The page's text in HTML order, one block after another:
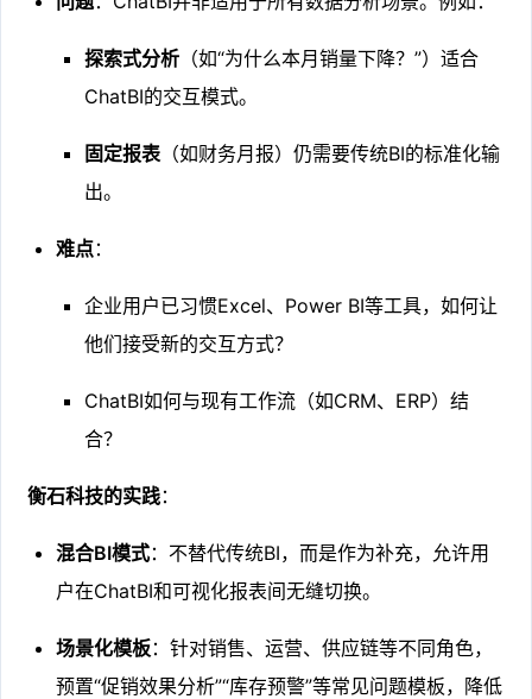
探索式分析 （如“为什么本月销量下降？”）适合
ChatBI的交互模式。
固定报表 （如财务月报）仍需要传统BI的标准化输
出。
难点：
企业用户已习惯Excel、Power BI等工具，如何让
他们接受新的交互方式？
ChatBI如何与现有工作流（如CRM、ERP）结
合？
衡石科技的实践：
混合BI模式：不替代传统BI，而是作为补充，允许用
户在ChatBI和可视化报表间无缝切换。
场景化模板：针对销售、运营、供应链等不同角色，
预置“促销效果分析”“库存预警”等常见问题模板，降低